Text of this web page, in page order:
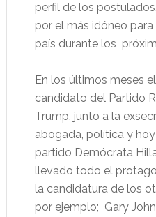
perfil de los
por el más idóneo
país durante los
En los últimos meses
candidato del Partido
Trump, junto a la
abogada, política y
partido Demócrata
llevado todo el
la candidatura de los
por ejemplo; Gary